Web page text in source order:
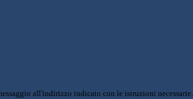
all'indirizzo indicato con le istruzioni necessarie.